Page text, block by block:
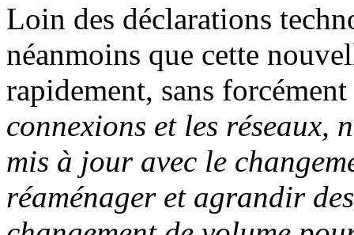
Loin des déclarations
néanmoins que cette
rapidement, sans
connexions et les réseaux,
mis à jour avec le
réaménager et agrandir